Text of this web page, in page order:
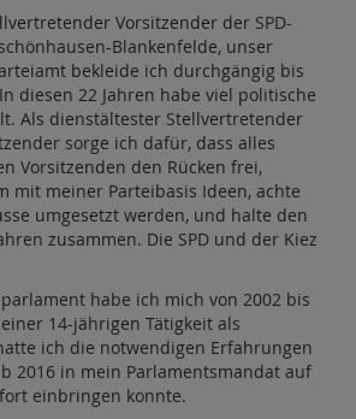
Vorsitzender der SPD-
Blankenfelde, unser
bekleide ich durchgängig bis
diesen 22 Jahren habe viel politische
Als dienstältester Stellvertretender
sorge ich dafür, dass alles
Vorsitzenden den Rücken frei,
mit meiner Parteibasis Ideen, achte
umgesetzt werden, und halte den
zusammen. Die SPD und der Kiez
habe ich mich von 2002 bis
14-jährigen Tätigkeit als
ich die notwendigen Erfahrungen
2016 in mein Parlamentsmandat auf
einbringen konnte.